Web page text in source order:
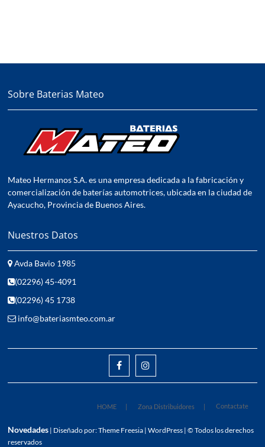
Sobre Baterias Mateo
Mateo Hermanos S.A. es una empresa dedicada a la fabricación y
comercialización de baterías automotrices, ubicada en la ciudad de
Ayacucho, Provincia de Buenos Aires.
Nuestros Datos
Avda Bavio 1985
(02296) 45-4091
(02296) 45 1738
info@bateriasmteo.com.ar
facebookinstagram
HOME Zona Distribuidores Contactate
Novedades | Diseñado por:Theme Freesia |WordPress | © Todos los derechos
reservados